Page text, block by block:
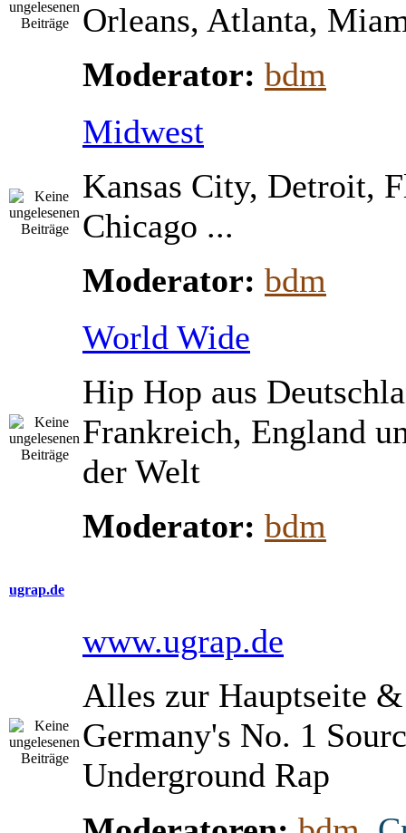
Orleans, Atlanta,
Moderator: bdm
Midwest
Kansas City, Detroit,
Chicago ...
Moderator: bdm
World Wide
Hip Hop aus
Frankreich, England
der Welt
Moderator: bdm
ugrap.de
www.ugrap.de
Alles zur Hauptseite
Germany's No. 1
Underground Rap